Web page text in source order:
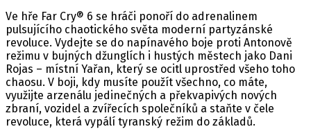
Ve hře Far Cry® 6 se hráči ponoří do adrenalinem
pulsujícího chaotického světa moderní partyzánské
revoluce. Vydejte se do napínavého boje proti Antonově
režimu v bujných džunglích i hustých městech jako Dani
Rojas – místní Yařan, který se ocitl uprostřed všeho toho
chaosu. V boji, kdy musíte použít všechno, co máte,
využijte arzenálu jedinečných a překvapivých nových
zbraní, vozidel a zvířecích společníků a staňte v čele
revoluce, která vypálí tyranský režim do základů.